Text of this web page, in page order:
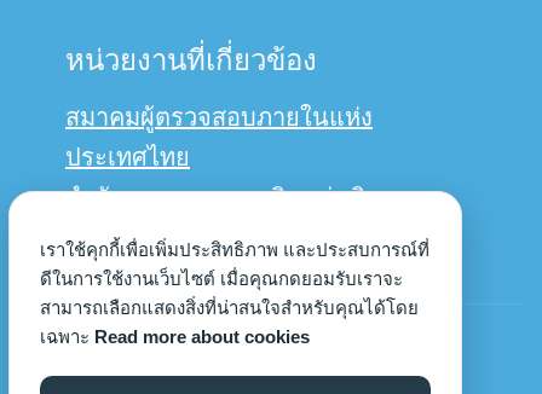
หน่วยงานที่เกี่ยวข้อง
สมาคมผู้ตรวจสอบภายในแห่ง
ประเทศไทย
สำนักงานการตรวจเงินแผ่นดิน
กรมบัญชีกลาง
© Copyright 2022us
เราใช้คุกกี้เพื่อเพิ่มประสิทธิภาพ และประสบการณ์ที่
ดีในการใช้งานเว็บไซต์ เมื่อคุณกดยอมรับเราจะ
สามารถเลือกแสดงสิ่งที่น่าสนใจสำหรับคุณได้โดย
เฉพาะ Read more about cookies